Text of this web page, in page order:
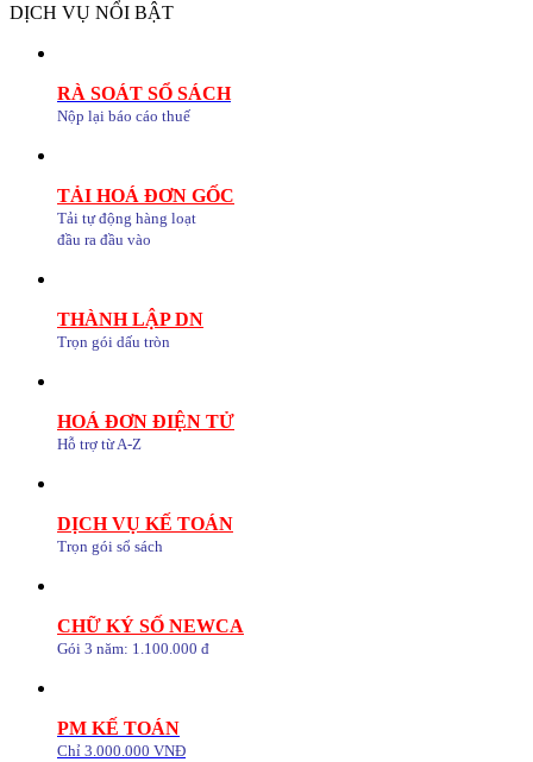
DỊCH VỤ NỔI BẬT
RÀ SOÁT SỔ SÁCH
Nộp lại báo cáo thuế
TẢI HOÁ ĐƠN GỐC
Tải tự động hàng loạt
đầu ra đầu vào
THÀNH LẬP DN
Trọn gói dấu tròn
HOÁ ĐƠN ĐIỆN TỬ
Hỗ trợ từ A-Z
DỊCH VỤ KẾ TOÁN
Trọn gói sổ sách
CHỮ KÝ SỐ NEWCA
Gói 3 năm: 1.100.000 đ
PM KẾ TOÁN
Chỉ 3.000.000 VNĐ